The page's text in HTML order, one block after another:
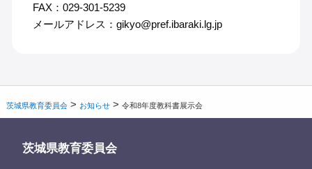
FAX：029-301-5239
メールアドレス：gikyo@pref.ibaraki.lg.jp
茨城県教育委員会 > お知らせ >令和8年度教科書展示会
茨城県教育委員会